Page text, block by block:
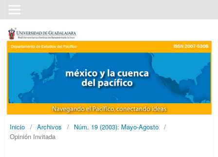
Inicio / Archivos / Núm. 19 (2003): Mayo-Agosto /
Opinión Invitada